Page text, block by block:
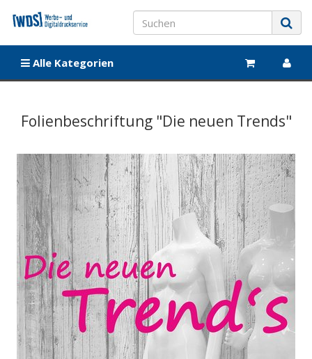
Alle Kategorien
Folienbeschriftung "Die neuen Trends"